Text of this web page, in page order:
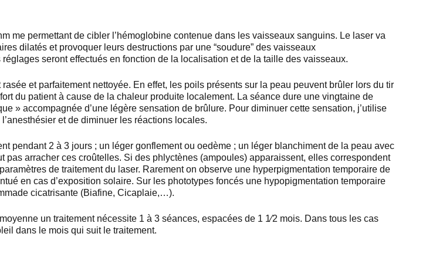
me permettant de cibler l’hémoglobine contenue dans les vaisseaux sanguins. Le laser va
dilatés et provoquer leurs destructions par une “soudure” des vaisseaux
seront effectués en fonction de la localisation et de la taille des vaisseaux.
et parfaitement nettoyée. En effet, les poils présents sur la peau peuvent brûler lors du tir
du patient à cause de la chaleur produite localement. La séance dure une vingtaine de
» accompagnée d’une légère sensation de brûlure. Pour diminuer cette sensation, j’utilise
et de diminuer les réactions locales.
pendant 2 à 3 jours ; un léger gonflement ou oedème ; un léger blanchiment de la peau avec
pas arracher ces croûtelles. Si des phlyctènes (ampoules) apparaissent, elles correspondent
de traitement du laser. Rarement on observe une hyperpigmentation temporaire de
en cas d’exposition solaire. Sur les phototypes foncés une hypopigmentation temporaire
cicatrisante (Biafine, Cicaplaie,…).
un traitement nécessite 1 à 3 séances, espacées de 1 1⁄2 mois. Dans tous les cas
dans le mois qui suit le traitement.